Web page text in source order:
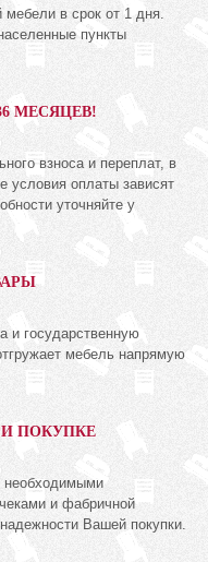
в срок от 1 дня.
пункты
МЕСЯЦЕВ!
взноса и переплат, в
условия оплаты зависят
уточняйте у
и государственную
мебель напрямую
ПОКУПКЕ
необходимыми
и фабричной
Вашей покупки.